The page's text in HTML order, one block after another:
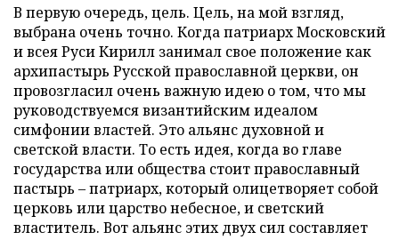
В первую очередь, цель. Цель, на мой взгляд,
выбрана очень точно. Когда патриарх Московский
и всея Руси Кирилл занимал свое положение как
архипастырь Русской православной церкви, он
провозгласил очень важную идею о том, что мы
руководствуемся византийским идеалом
симфонии властей. Это альянс духовной и
светской власти. То есть идея, когда во главе
государства или общества стоит православный
пастырь – патриарх, который олицетворяет собой
церковь или царство небесное, и светский
властитель. Вот альянс этих двух сил составляет